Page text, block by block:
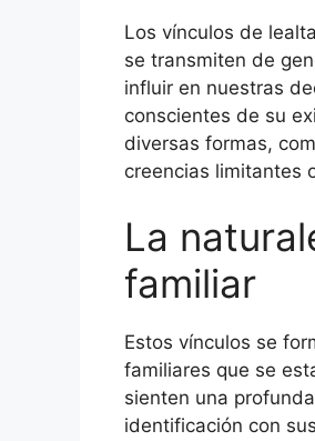
Los vínculos de
se transmiten de
influir en nuestras
conscientes de su
diversas formas,
creencias limitantes
La
familiar
Estos vínculos se
familiares que se
sienten una
identificación con